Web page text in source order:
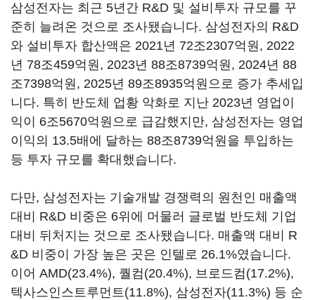
삼성전자는 최근 5년간 R&D 및 설비투자 규모를 꾸
준히 늘려온 것으로 조사됐습니다. 삼성전자의 R&D
와 설비투자 합산액은 2021년 72조2307억원 , 2022
년 78조459억원 , 2023년 88조8739억원 , 2024년 88
조7398억원 , 2025년 89조8935억원으로 증가 추세입
니다. 특히 반도체 업황 악화로 지난 2023년 영업이
익이 6조5670억원으로 급감했지만, 삼성전자는 영업
이익의 13.5배에 달하는 88조8739억원을 투입하는
등 투자 규모를 확대했습니다.
다만, 삼성전자는 기술개발 경쟁력의 원천인 매출액
대비 R&D 비중은 6위에 머물러 글로벌 반도체 기업
대비 뒤처지는 것으로 조사됐습니다. 매출액 대비 R
&D 비중이 가장 높은 곳은 인텔로 26.1%였습니다.
이어 AMD(23.4%), 퀄컴(20.4%), 브로드컴(17.2%),
텍사스인스트루먼트(11.8%), 삼성전자(11.3%) 등 순